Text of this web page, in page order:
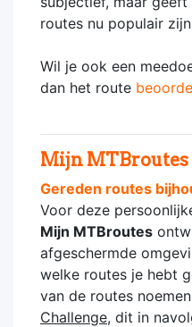
routes nu populair
Wil je ook een
dan het route
Mijn MTBroutes
Gereden routes
Voor deze
Mijn MTBroutes
afgeschermde
welke routes je hebt
van de routes
Challenge, dit in